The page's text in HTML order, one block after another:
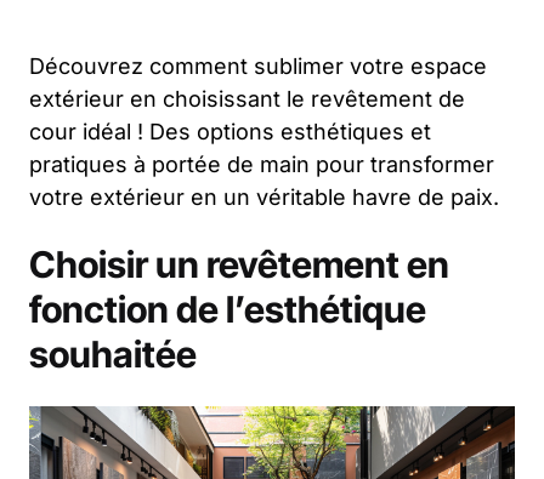
Découvrez comment sublimer votre espace
extérieur en choisissant le revêtement de
cour idéal ! Des options esthétiques et
pratiques à portée de main pour transformer
votre extérieur en un véritable havre de paix.
Choisir un revêtement en
fonction de l’esthétique
souhaitée